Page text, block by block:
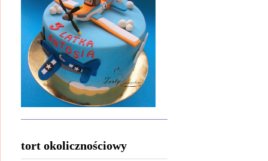
tort okolicznościowy